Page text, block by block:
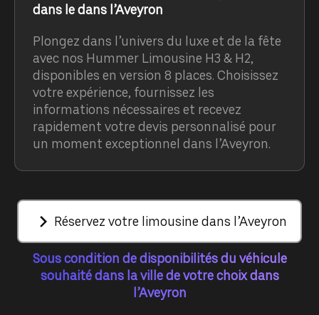
dans le dans l’Aveyron
Plongez dans l’univers du luxe et de la fête
avec nos Hummer Limousine H3 & H2,
disponibles en version 8 places. Choisissez
votre expérience, fournissez les
informations nécessaires et recevez
rapidement votre devis personnalisé pour
un moment exceptionnel dans l’Aveyron.
Réservez votre limousine dans l’Aveyron
Sous condition de disponibilités du véhicule
souhaité dans la ville de votre choix dans
l’Aveyron